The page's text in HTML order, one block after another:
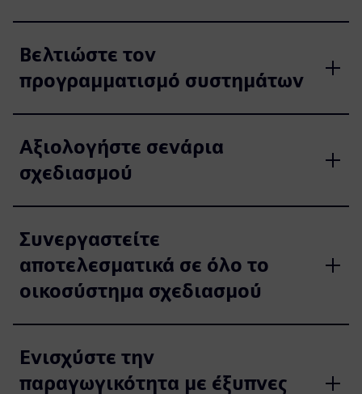
Βελτιώστε τον
προγραμματισμό συστημάτων
Αξιολογήστε σενάρια
σχεδιασμού
Συνεργαστείτε
αποτελεσματικά σε όλο το
οικοσύστημα σχεδιασμού
Ενισχύστε την
παραγωγικότητα με έξυπνες